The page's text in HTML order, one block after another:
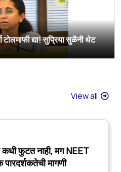
द्या! सुप्रिया सुळेंनी थेट
View all
फुटत नाही, मग NEET
मागणी